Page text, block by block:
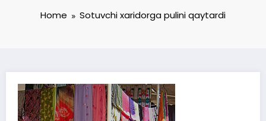
Home Sotuvchi xaridorga pulini qaytardi